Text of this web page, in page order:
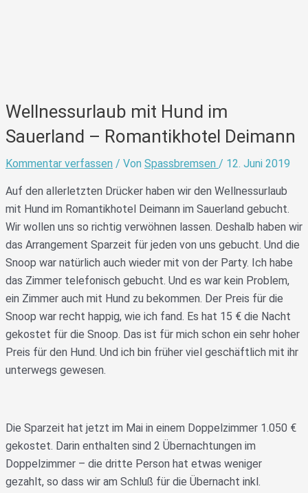
Wellnessurlaub mit Hund im
Sauerland – Romantikhotel Deimann
Kommentar verfassen / Von Spassbremsen / 12. Juni 2019
Auf den allerletzten Drücker haben wir den Wellnessurlaub
mit Hund im Romantikhotel Deimann im Sauerland gebucht.
Wir wollen uns so richtig verwöhnen lassen. Deshalb haben wir
das Arrangement Sparzeit für jeden von uns gebucht. Und die
Snoop war natürlich auch wieder mit von der Party. Ich habe
das Zimmer telefonisch gebucht. Und es war kein Problem,
ein Zimmer auch mit Hund zu bekommen. Der Preis für die
Snoop war recht happig, wie ich fand. Es hat 15 € die Nacht
gekostet für die Snoop. Das ist für mich schon ein sehr hoher
Preis für den Hund. Und ich bin früher viel geschäftlich mit ihr
unterwegs gewesen.
Die Sparzeit hat jetzt im Mai in einem Doppelzimmer 1.050 €
gekostet. Darin enthalten sind 2 Übernachtungen im
Doppelzimmer – die dritte Person hat etwas weniger
gezahlt, so dass wir am Schluß für die Übernacht inkl.